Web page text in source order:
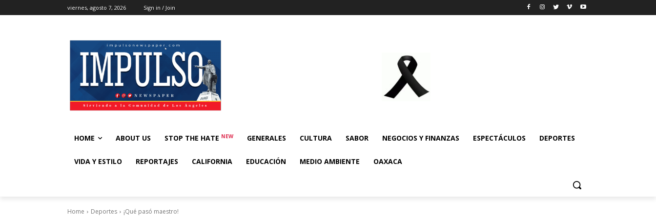
viernes, agosto 7, 2026 Sign in / Join
HOME ABOUT US STOP THE HATE NEW GENERALES CULTURA SABOR NEGOCIOS Y FINANZAS ESPECTÁCULOS DEPORTES
VIDA Y ESTILO REPORTAJES CALIFORNIA EDUCACIÓN MEDIO AMBIENTE OAXACA
Home Deportes ¡Qué pasó maestro!